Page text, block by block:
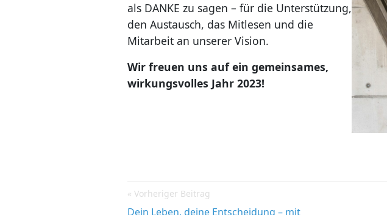
als DANKE zu sagen – für die Unterstützung,
den Austausch, das Mitlesen und die
Mitarbeit an unserer Vision.
Wir freuen uns auf ein gemeinsames,
wirkungsvolles Jahr 2023!
Post
Vorheriger Beitrag
Dein Leben, deine Entscheidung – mit